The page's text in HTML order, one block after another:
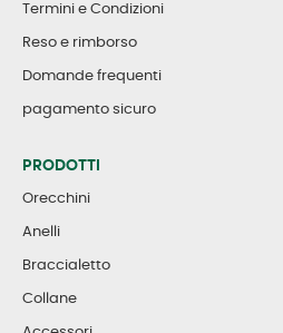
Termini e Condizioni
Reso e rimborso
Domande frequenti
pagamento sicuro
PRODOTTI
Orecchini
Anelli
Braccialetto
Collane